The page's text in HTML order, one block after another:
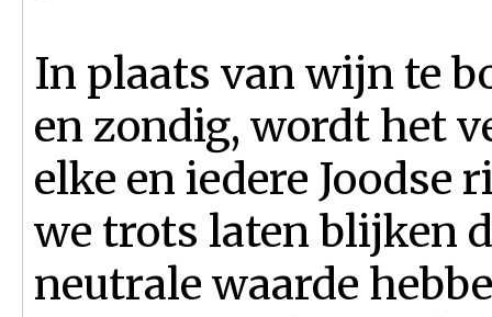
In plaats van wijn te
en zondig, wordt het
elke en iedere
we trots laten blijken
neutrale waarde